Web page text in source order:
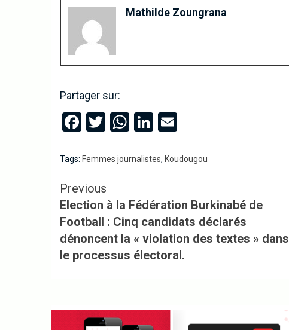
Mathilde Zoungrana
Partager sur:
Facebook
Twitter
WhatsApp
LinkedIn
Email
Tags: Femmes journalistes, Koudougou
Previous
Election à la Fédération Burkinabé de
Football : Cinq candidats déclarés
dénoncent la « violation des textes » dans
le processus électoral.